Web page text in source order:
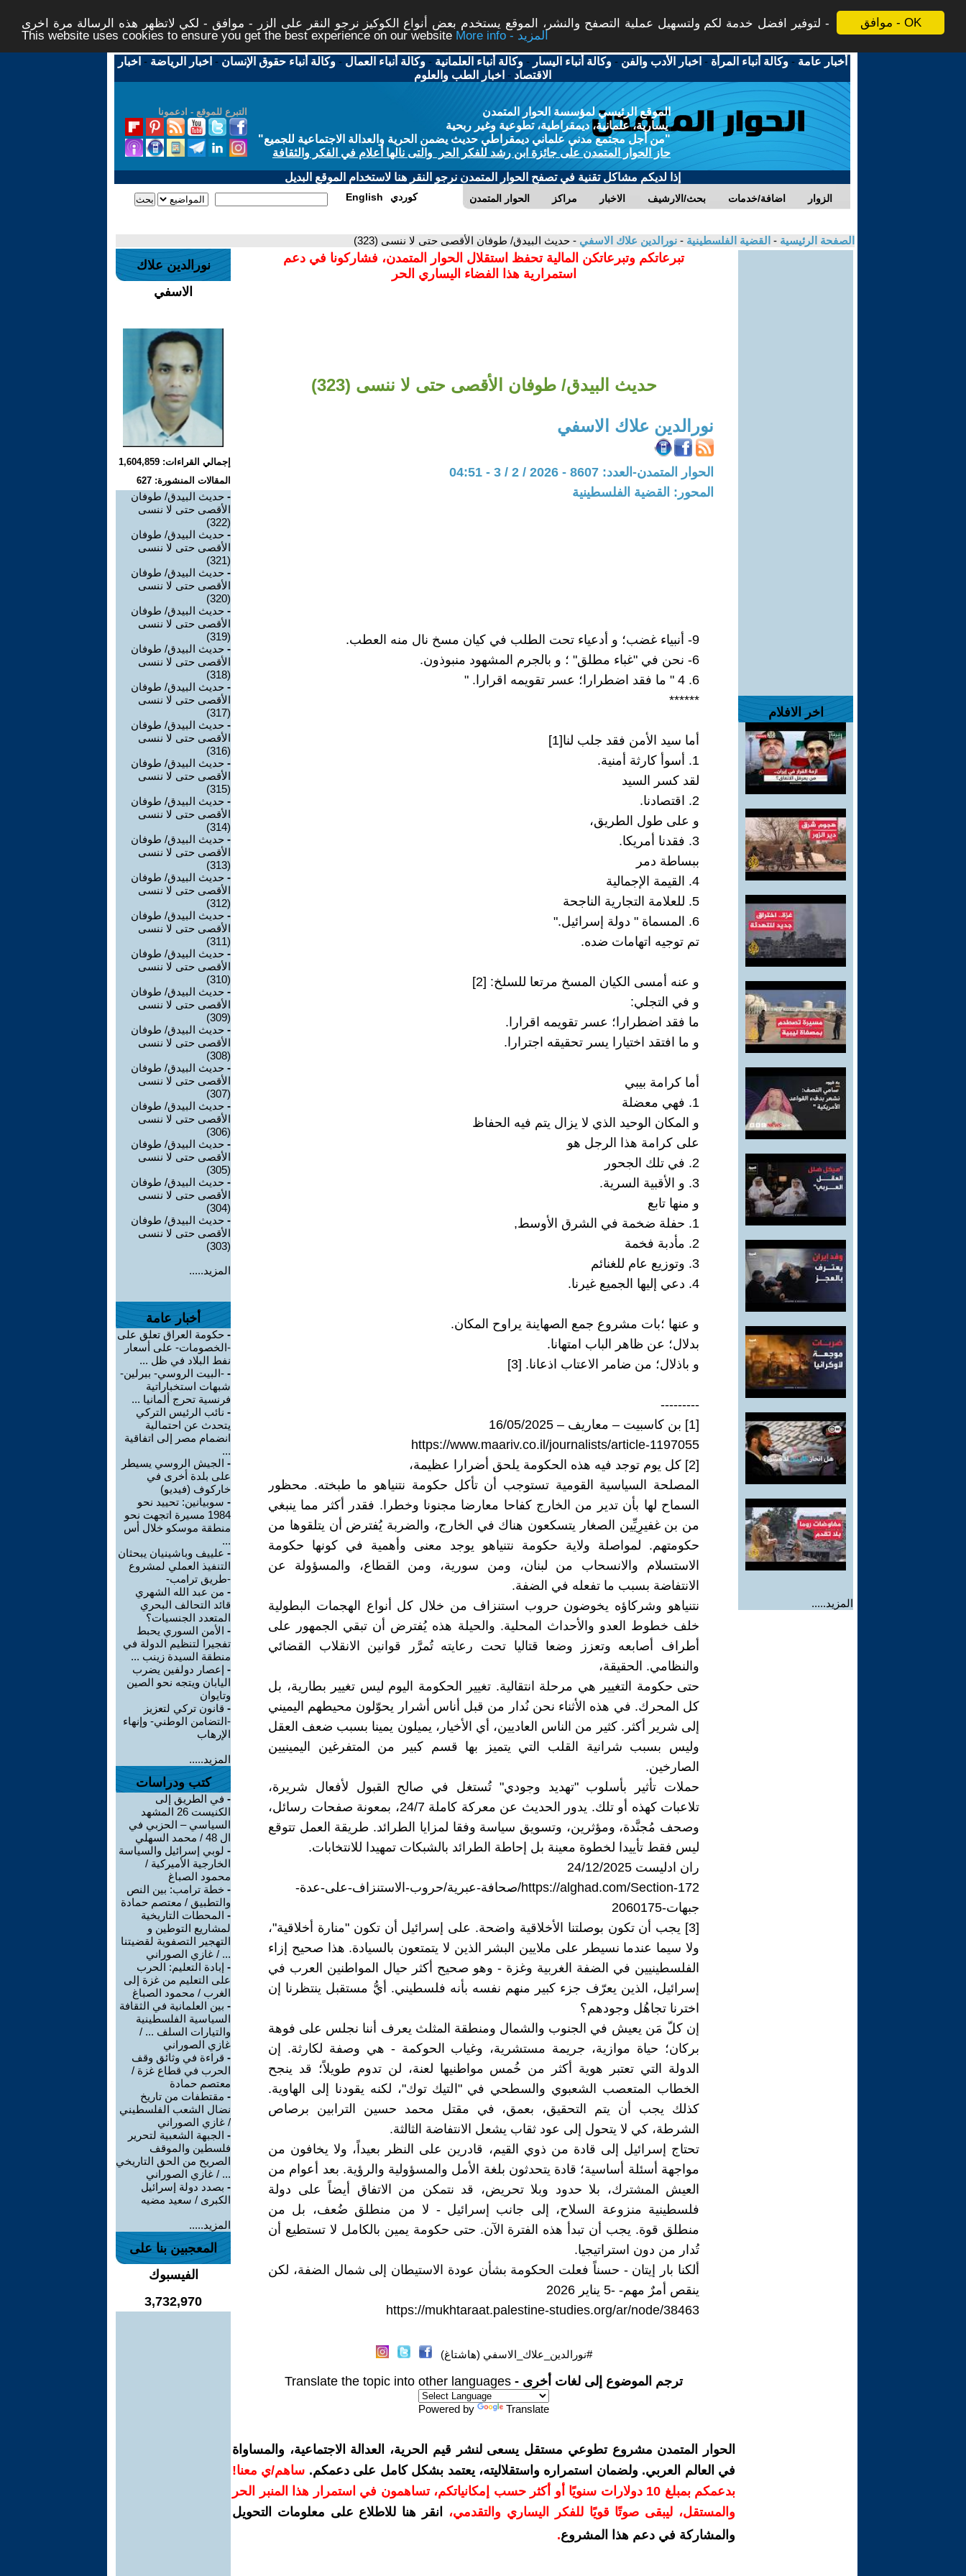
موافق - OK
لتوفير افضل خدمة لكم ولتسهيل عملية التصفح والنشر، الموقع يستخدم بعض أنواع الكوكيز نرجو النقر على الزر - موافق - لكي لاتظهر هذه الرسالة مرة اخرى -
This website uses cookies to ensure you get the best experience on our website
More info - المزيد
أخبار عامة -وكالة أنباء المرأة - اخبار الأدب والفن -وكالة أنباء اليسار -وكالة أنباء العلمانية -وكالة أنباء العمال -وكالة أنباء حقوق الإنسان - اخبار الرياضة - اخبار
الاقتصاد - اخبار الطب والعلوم
التبرع للموقع - ادعمونا
الموقع الرئيسي لمؤسسة الحوار المتمدن
يسارية، علمانية، ديمقراطية، تطوعية وغير ربحية
"من أجل مجتمع مدني علماني ديمقراطي حديث يضمن الحرية والعدالة الاجتماعية للجميع"
حاز الحوار المتمدن على جائزة ابن رشد للفكر الحر والتى نالها أعلام في الفكر والثقافة
إذا لديكم مشاكل تقنية في تصفح الحوار المتمدن نرجو النقر هنا لاستخدام الموقع البديل
الحوار المتمدن مراكز الاخبار بحث/الارشيف اضافة/خدمات الزوار English كوردي
الصفحة الرئيسية - القضية الفلسطينية - نورالدين علاك الاسفي - حديث البيدق/ طوفان الأقصى حتى لا ننسى (323)
اخر الافلام
المزيد.....
تبرعاتكم وتبرعاتكن المالية تحفظ استقلال الحوار المتمدن، فشاركونا في دعم
استمرارية هذا الفضاء اليساري الحر
حديث البيدق/ طوفان الأقصى حتى لا ننسى (323)
نورالدين علاك الاسفي
الحوار المتمدن-العدد: 8607 - 2026 / 2 / 3 - 04:51
المحور: القضية الفلسطينية
9- أنبياء غضب؛ و أدعياء تحت الطلب في كيان مسخ نال منه العطب.
6- نحن في "غباء مطلق" ؛ و بالجرم المشهود منبوذون.
6. 4 " ما فقد اضطرارا؛ عسر تقويمه اقرارا. "
******
أما سيد الأمن فقد جلب لنا[1]
1. أسوأ كارثة أمنية.
لقد كسر السيد
2. اقتصادنا.
و على طول الطريق،
3. فقدنا أمريكا.
ببساطة دمر
4. القيمة الإجمالية
5. للعلامة التجارية الناجحة
6. المسماة " دولة إسرائيل."
تم توجيه اتهامات ضده.
و عنه أمسى الكيان المسخ مرتعا للسلخ: [2]
و في التجلي:
ما فقد اضطرارا؛ عسر تقويمه اقرارا.
و ما افتقد اختيارا يسر تحقيقه اجترارا.
أما كرامة بيبي
1. فهي معضلة
و المكان الوحيد الذي لا يزال يتم فيه الحفاظ
على كرامة هذا الرجل هو
2. في تلك الجحور
3. و الأقبية السرية.
و منها تابع
1. حفلة ضخمة في الشرق الأوسط,
2. مأدبة فخمة
3. وتوزيع عام للغنائم
4. دعي إليها الجميع غيرنا.
و عنها ؛بات مشروع جمع الصهاينة يراوح المكان.
بدلال؛ عن ظاهر الباب امتهانا.
و باذلال؛ من ضامر الاعتاب اذعانا. [3]
---------
[1] بن كاسبيت – معاريف – 16/05/2025
https://www.maariv.co.il/journalists/article-1197055
[2] كل يوم توجد فيه هذه الحكومة يلحق أضرارا عظيمة،
المصلحة السياسية القومية تستوجب أن تأكل حكومة نتنياهو ما طبخته. محظور
السماح لها بأن تدير من الخارج كفاحا معارضا مجنونا وخطرا. فقدر أكثر مما ينبغي
من بن غفيرِيِّين الصغار يتسكعون هناك في الخارج، والضربة يُفترض أن يتلقوها من
حكومتهم. لمواصلة ولاية حكومة نتنياهو يوجد معنى وأهمية في كونها حكومة
الاستسلام والانسحاب من لبنان، ومن سورية، ومن القطاع، والمسؤولة عن
الانتفاضة بسبب ما تفعله في الضفة.
نتنياهو وشركاؤه يخوضون حروب استنزاف من خلال كل أنواع الهجمات البطولية
خلف خطوط العدو والأحداث المحلية. والحيلة هذه يُفترض أن تبقي الجمهور على
أطراف أصابعه وتعزز وضعا قتاليا تحت رعايته تُمرَّر قوانين الانقلاب القضائي
والنظامي. الحقيقة،
حتى حكومة التغيير هي مرحلة انتقالية. تغيير الحكومة اليوم ليس تغيير بطارية، بل
كل المحرك. في هذه الأثناء نحن نُدار من قبل أناس أشرار يحوّلون محيطهم اليميني
إلى شرير أكثر. كثير من الناس العاديين، أي الأخيار، يميلون يمينا بسبب ضعف العقل
وليس بسبب شرانية القلب التي يتميز بها قسم كبير من المتفرغين اليمينيين
الصارخين.
حملات تأثير بأسلوب "تهديد وجودي" تُستغل في صالح القبول لأفعال شريرة،
تلاعبات كهذه أو تلك. يدور الحديث عن معركة كاملة 24/7، بمعونة صفحات رسائل،
وصحف مُجنَّدة، ومؤثرين، وتسويق سياسة وفقا لمزايا الطرائد. طريقة العمل تتوقع
ليس فقط تأييدا لخطوة معينة بل إحاطة الطرائد بالشبكات تمهيدا للانتخابات.
ران ادليست 24/12/2025
https://alghad.com/Section-172/صحافة-عبرية/حروب-الاستنزاف-على-عدة-
جبهات-2060175
[3] يجب أن تكون بوصلتنا الأخلاقية واضحة. على إسرائيل أن تكون "منارة أخلاقية"،
ولا سيما عندما نسيطر على ملايين البشر الذين لا يتمتعون بالسيادة. هذا صحيح إزاء
الفلسطينيين في الضفة الغربية وغزة - وهو صحيح أكثر حيال المواطنين العرب في
إسرائيل، الذين يعرّف جزء كبير منهم نفسه بأنه فلسطيني. أيُّ مستقبل ينتظرنا إن
اخترنا تجاهُل وجودهم؟
إن كلّ مَن يعيش في الجنوب والشمال ومنطقة المثلث يعرف أننا نجلس على فوهة
بركان؛ حياة موازية، جريمة مستشرية، وغياب الحوكمة - هي وصفة لكارثة. إن
الدولة التي تعتبر هوية أكثر من خُمس مواطنيها لعنة، لن تدوم طويلاً؛ قد ينجح
الخطاب المتعصب الشعبوي والسطحي في "التيك توك"، لكنه يقودنا إلى الهاوية.
كذلك يجب أن يتم التحقيق، بعمق، في مقتل محمد حسين الترابين برصاص
الشرطة، كي لا يتحول إلى عود ثقاب يشعل الانتفاضة الثالثة.
تحتاج إسرائيل إلى قادة من ذوي القيم، قادرين على النظر بعيداً، ولا يخافون من
مواجهة أسئلة أساسية؛ قادة يتحدثون بلغة الأمل والمسؤولية والرؤية. بعد أعوام من
العيش المشترك، بلا حدود وبلا تحريض، قد نتمكن من الاتفاق أيضاً على دولة
فلسطينية منزوعة السلاح، إلى جانب إسرائيل - لا من منطلق ضُعف، بل من
منطلق قوة. يجب أن تبدأ هذه الفترة الآن. حتى حكومة يمين بالكامل لا تستطيع أن
تُدار من دون استراتيجيا.
ألكنا بار إيتان - حسناً فعلت الحكومة بشأن عودة الاستيطان إلى شمال الضفة، لكن
ينقص أمرٌ مهم- -5 يناير 2026
https://mukhtaraat.palestine-studies.org/ar/node/38463
#نورالدين_علاك_الاسفي (هاشتاغ)
ترجم الموضوع إلى لغات أخرى - Translate the topic into other languages
Powered by Translate
الحوار المتمدن مشروع تطوعي مستقل يسعى لنشر قيم الحرية، العدالة الاجتماعية، والمساواة
في العالم العربي. ولضمان استمراره واستقلاليته، يعتمد بشكل كامل على دعمكم. ساهم/ي معنا!
بدعمكم بمبلغ 10 دولارات سنويًا أو أكثر حسب إمكانياتكم، تساهمون في استمرار هذا المنبر الحر
والمستقل، ليبقى صوتًا قويًا للفكر اليساري والتقدمي،
انقر هنا للاطلاع على معلومات التحويل
والمشاركة في دعم هذا المشروع.
نورالدين علاك
الاسفي
إجمالي القراءات: 1,604,859
المقالات المنشورة: 627
- حديث البيدق/ طوفان
الأقصى حتى لا ننسى
(322)
- حديث البيدق/ طوفان
الأقصى حتى لا ننسى
(321)
- حديث البيدق/ طوفان
الأقصى حتى لا ننسى
(320)
- حديث البيدق/ طوفان
الأقصى حتى لا ننسى
(319)
- حديث البيدق/ طوفان
الأقصى حتى لا ننسى
(318)
- حديث البيدق/ طوفان
الأقصى حتى لا ننسى
(317)
- حديث البيدق/ طوفان
الأقصى حتى لا ننسى
(316)
- حديث البيدق/ طوفان
الأقصى حتى لا ننسى
(315)
- حديث البيدق/ طوفان
الأقصى حتى لا ننسى
(314)
- حديث البيدق/ طوفان
الأقصى حتى لا ننسى
(313)
- حديث البيدق/ طوفان
الأقصى حتى لا ننسى
(312)
- حديث البيدق/ طوفان
الأقصى حتى لا ننسى
(311)
- حديث البيدق/ طوفان
الأقصى حتى لا ننسى
(310)
- حديث البيدق/ طوفان
الأقصى حتى لا ننسى
(309)
- حديث البيدق/ طوفان
الأقصى حتى لا ننسى
(308)
- حديث البيدق/ طوفان
الأقصى حتى لا ننسى
(307)
- حديث البيدق/ طوفان
الأقصى حتى لا ننسى
(306)
- حديث البيدق/ طوفان
الأقصى حتى لا ننسى
(305)
- حديث البيدق/ طوفان
الأقصى حتى لا ننسى
(304)
- حديث البيدق/ طوفان
الأقصى حتى لا ننسى
(303)
المزيد.....
أخبار عامة
- حكومة العراق تعلق على
-الخصومات- على أسعار
نفط البلاد في ظل ...
- -البيت الروسي- ببرلين-
شبهات استخباراتية
فرنسية تحرج ألمانيا ...
- نائب الرئيس التركي
يتحدث عن احتمالية
انضمام مصر إلى اتفاقية
...
- الجيش الروسي يسيطر
على بلدة أخرى في
خاركوف (فيديو)
- سوبيانين: تحييد نحو
1984 مسيرة اتجهت نحو
منطقة موسكو خلال أس
...
- علييف وباشينيان يبحثان
التنفيذ العملي لمشروع
-طريق ترامب-
- من عبد الله الشهري
قائد التحالف البحري
المتعدد الجنسيات؟
- الأمن السوري يحبط
تفجيرا لتنظيم الدولة في
منطقة السيدة زينب ...
- إعصار دولفين يضرب
اليابان ويتجه نحو الصين
وتايوان
- قانون تركي لتعزيز
-التضامن الوطني- وإنهاء
الإرهاب
المزيد.....
كتب ودراسات
- في الطريق إلى
الكنيست 26 المشهد
السياسي – الحزبي في
ال 48 / محمد السهلي
- لوبي إسرائيل والسياسة
الخارجية الأميركية /
محمود الصباغ
- خطة ترامب: بين النص
والتطبيق / معتصم حمادة
- المحطات التاريخية
لمشاريع التوطين و
التهجير التصفوية لقضيتنا
... / غازي الصوراني
- إبادة التعليم: الحرب
على التعليم من غزة إلى
الغرب / محمود الصباغ
- بين العلمانية في الثقافة
السياسية الفلسطينية
والتيارات السلف ... /
غازي الصوراني
- قراءة في وثائق وقف
الحرب في قطاع غزة /
معتصم حمادة
- مقتطفات من تاريخ
نضال الشعب الفلسطيني
/ غازي الصوراني
- الجبهة الشعبية لتحرير
فلسطين والموقف
الصريح من الحق التاريخي
... / غازي الصوراني
- بصدد دولة إسرائيل
الكبرى / سعيد مضيه
المزيد.....
المعجبين بنا على
الفيسبوك
3,732,970